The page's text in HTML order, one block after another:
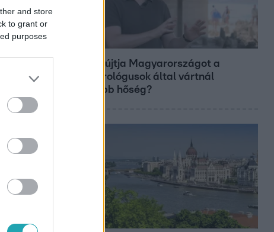
and store
to grant or
purposes
Miért sújtja Magyarországot a
meteorológusok által vártnál
nagyobb hőség?